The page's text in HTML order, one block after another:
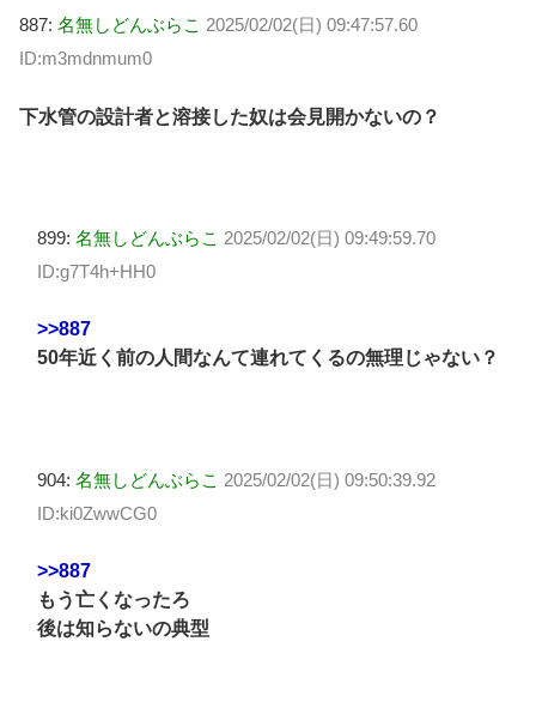
887: 名無しどんぶらこ 2025/02/02(日) 09:47:57.60
ID:m3mdnmum0
下水管の設計者と溶接した奴は会見開かないの？
899: 名無しどんぶらこ 2025/02/02(日) 09:49:59.70
ID:g7T4h+HH0
>>887
50年近く前の人間なんて連れてくるの無理じゃない？
904: 名無しどんぶらこ 2025/02/02(日) 09:50:39.92
ID:ki0ZwwCG0
>>887
もう亡くなったろ
後は知らないの典型